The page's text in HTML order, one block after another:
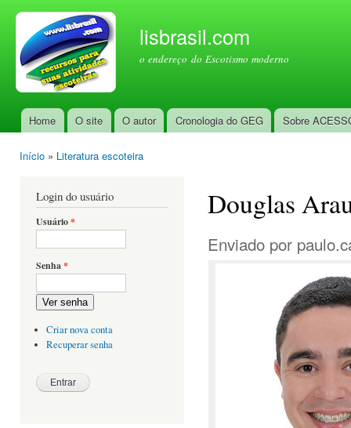
lisbrasil.com
o endereço do Escotismo moderno
Menu principal
Home O site O autor Cronologia do GEG Sobre
Início » Literatura escoteira
Login do usuário
Usuário*
Senha*
Ver senha
Criar nova conta
Recuperar senha
Douglas
Enviado por